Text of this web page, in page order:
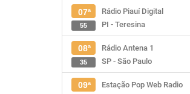
07ª
Rádio Piauí Digital
PI - Teresina
55
08ª
Rádio Antena 1
SP - São Paulo
35
09ª
Estação Pop Web Radio